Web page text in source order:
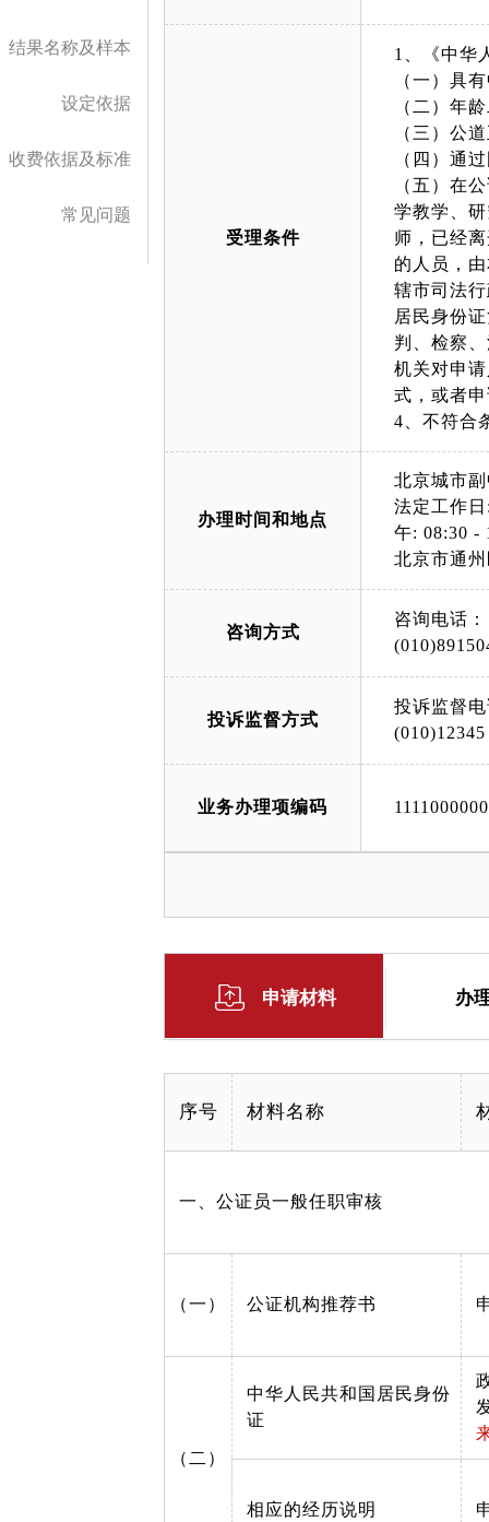
结果名称及样本
设定依据
收费依据及标准
常见问题
受理条件
1、《中华
（一）具
（二）年
（三）公
（四）通
（五）在
学教学、
师，已经
的人员，
辖市司法
居民身份
判、检察
机关对申
式，或者
4、不符合
办理时间和地点
北京城市
法定工作
午: 08:30 -
北京市通
咨询方式
咨询电话：
投诉监督方式
投诉监督
(010)12345
业务办理项编码
申请材料 办
序号 材料名称
一、公证员一般任职审核
（一） 公证机构推荐书
（二）
中华人民共和国居民身份
证
相应的经历说明